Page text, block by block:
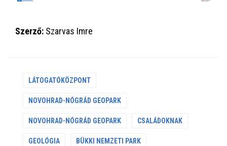
Szerző: Szarvas Imre
LÁTOGATÓKÖZPONT
NOVOHRAD-NÓGRÁD GEOPARK
NOVOHRAD-NÓGRÁD GEOPARK CSALÁDOKNAK
GEOLÓGIA BÜKKI NEMZETI PARK